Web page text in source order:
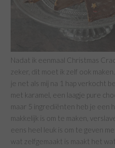
Nadat ik eenmaal Christmas
zeker, dit moet ik zelf ook
je net als mij na 1 hap verkocht
met karamel, een laagje pure
maar 5 ingrediënten heb je
makkelijk is om te maken,
eens heel leuk is om te geven
wat zelfgemaakt is maakt het